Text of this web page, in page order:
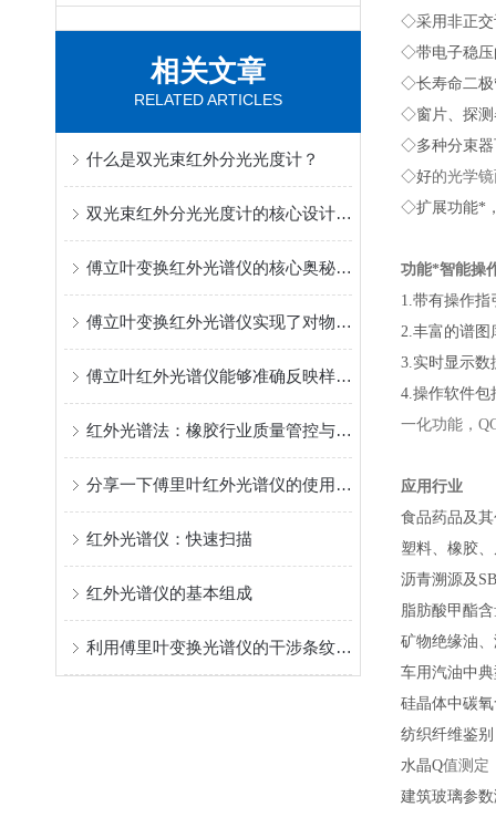
相关文章
RELATED ARTICLES
什么是双光束红外分光光度计？
双光束红外分光光度计的核心设计在于“双光束”概念
傅立叶变换红外光谱仪的核心奥秘是什么？
傅立叶变换红外光谱仪实现了对物质成分快速、无损的检测
傅立叶红外光谱仪能够准确反映样品的分子结构特征
红外光谱法：橡胶行业质量管控与成分鉴定
分享一下傅里叶红外光谱仪的使用方法
红外光谱仪：快速扫描
红外光谱仪的基本组成
利用傅里叶变换光谱仪的干涉条纹的处理
◇采用非正交
◇带电子稳压
◇长寿命二
◇窗片、探
◇多种分束
◇好的光学
◇扩展功能*
功能*智能
1.带有操作指
2.丰富的谱图
3.实时显示数
4.操作软件包
一化功能，
应用行业
食品药品及
塑料、橡胶
沥青溯源及
脂肪酸甲酯
矿物绝缘油
车用汽油中
硅晶体中碳
纺织纤维鉴别
水晶Q值测定
建筑玻璃参